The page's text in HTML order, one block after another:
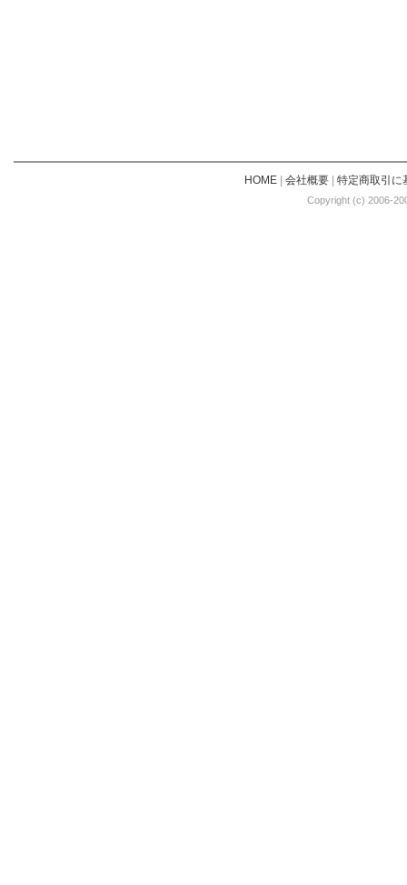
HOME| 会社概要| 特定商取引に
Copyright (c) 2006-